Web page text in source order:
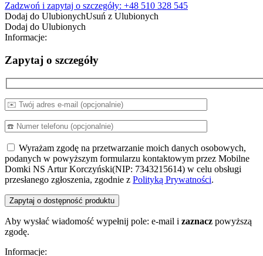
Zadzwoń i zapytaj o szczegóły: +48 510 328 545
Dodaj do UlubionychUsuń z Ulubionych
Dodaj do Ulubionych
Informacje:
Zapytaj o szczegóły
Wyrażam zgodę na przetwarzanie moich danych osobowych,
podanych w powyższym formularzu kontaktowym przez Mobilne
Domki NS Artur Korczyński(NIP: 7343215614) w celu obsługi
przesłanego zgłoszenia, zgodnie z Polityką Prywatności.
Aby wysłać wiadomość wypełnij pole: e-mail i zaznacz powyższą
zgodę.
Informacje: